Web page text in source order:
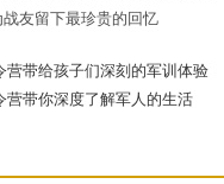
友留下最珍贵的回忆
营带给孩子们深刻的军训体验
营带你深度了解军人的生活